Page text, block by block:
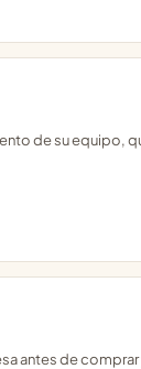
de su equipo,
antes de